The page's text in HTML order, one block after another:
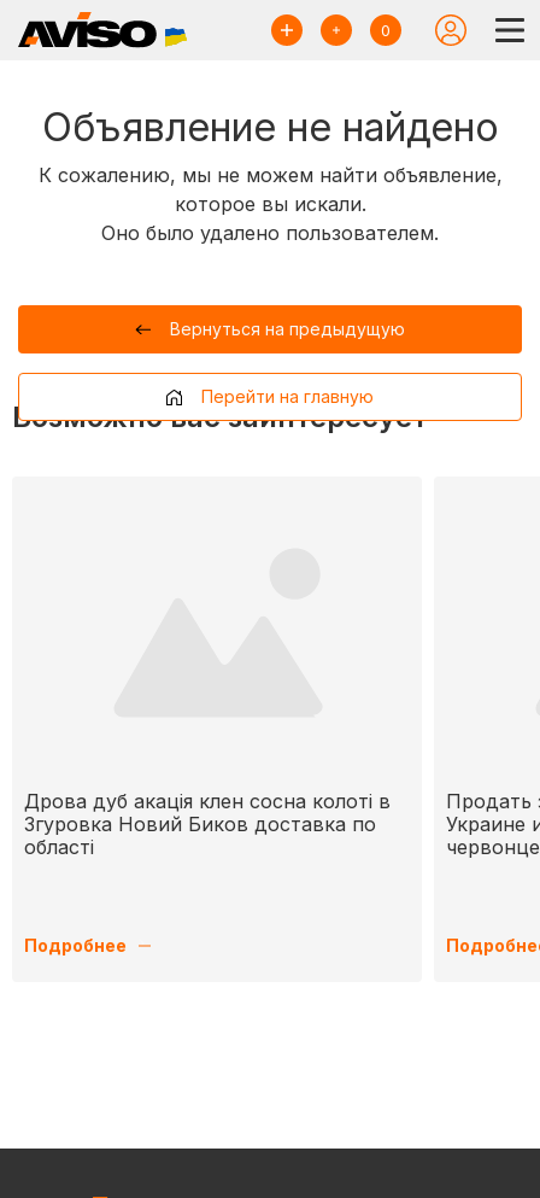
0
Объявление не найдено
К сожалению, мы не можем найти объявление,
которое вы искали.
Оно было удалено пользователем.
Вернуться на предыдущую
Перейти на главную
Возможно вас заинтересует
Дрова дуб акація клен сосна колоті в
Згуровка Новий Биков доставка по
області
Подробнее
Продать
Украине